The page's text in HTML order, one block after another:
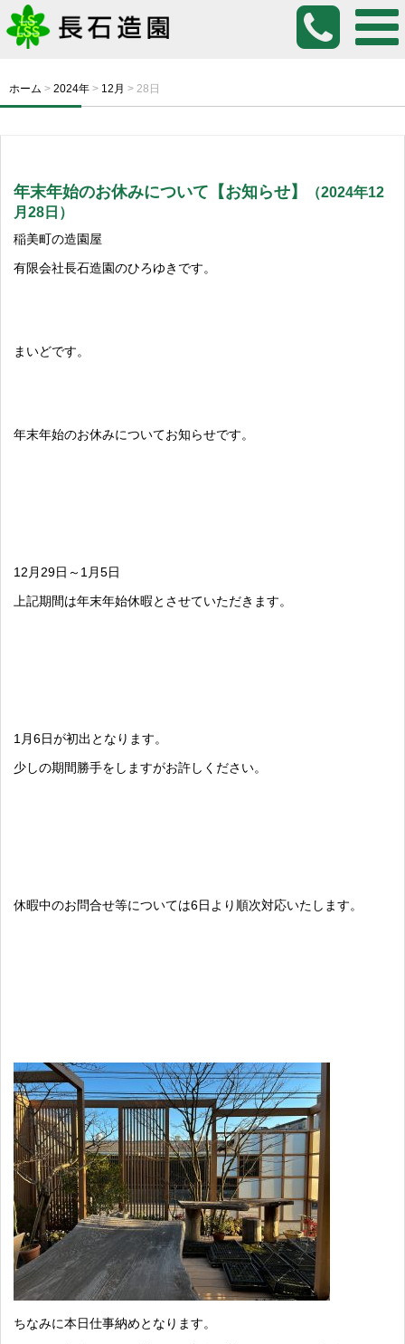
ホーム > 2024年 > 12月 > 28日
年末年始のお休みについて【お知らせ】
（2024年12
月28日）
稲美町の造園屋
有限会社長石造園のひろゆきです。
まいどです。
年末年始のお休みについてお知らせです。
12月29日～1月5日
上記期間は年末年始休暇とさせていただきます。
1月6日が初出となります。
少しの期間勝手をしますがお許しください。
休暇中のお問合せ等については6日より順次対応いたします。
ちなみに本日仕事納めとなります。